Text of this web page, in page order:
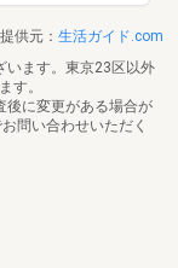
供元： 生活ガイド.com
います。東京23区以外
す。
後に変更がある場合が
問い合わせいただく